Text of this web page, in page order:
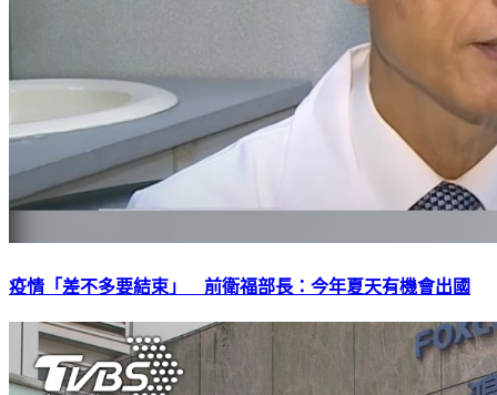
疫情「差不多要結束」 前衛福部長：今年夏天有機會出國